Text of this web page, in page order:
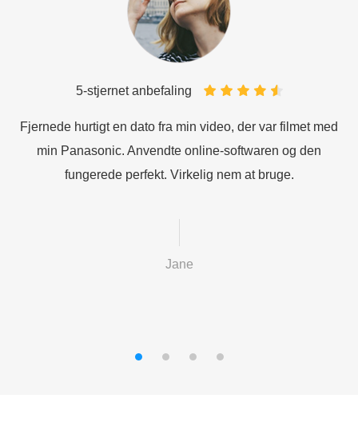
5-stjernet anbefaling
Fjernede hurtigt en dato fra min video, der var filmet med
min Panasonic. Anvendte online-softwaren og den
fungerede perfekt. Virkelig nem at bruge.
Jane